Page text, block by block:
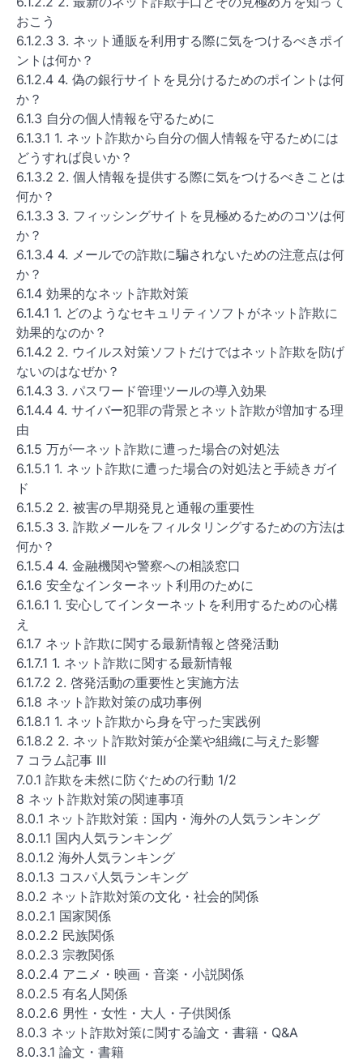
おこう
6.1.2.3 3. ネット通販を利用する際に気をつけるべきポイ
ントは何か？
6.1.2.4 4. 偽の銀行サイトを見分けるためのポイントは何
か？
6.1.3 自分の個人情報を守るために
6.1.3.1 1. ネット詐欺から自分の個人情報を守るためには
どうすれば良いか？
6.1.3.2 2. 個人情報を提供する際に気をつけるべきことは
何か？
6.1.3.3 3. フィッシングサイトを見極めるためのコツは何
か？
6.1.3.4 4. メールでの詐欺に騙されないための注意点は何
か？
6.1.4 効果的なネット詐欺対策
6.1.4.1 1. どのようなセキュリティソフトがネット詐欺に
効果的なのか？
6.1.4.2 2. ウイルス対策ソフトだけではネット詐欺を防げ
ないのはなぜか？
6.1.4.3 3. パスワード管理ツールの導入効果
6.1.4.4 4. サイバー犯罪の背景とネット詐欺が増加する理
由
6.1.5 万が一ネット詐欺に遭った場合の対処法
6.1.5.1 1. ネット詐欺に遭った場合の対処法と手続きガイ
ド
6.1.5.2 2. 被害の早期発見と通報の重要性
6.1.5.3 3. 詐欺メールをフィルタリングするための方法は
何か？
6.1.5.4 4. 金融機関や警察への相談窓口
6.1.6 安全なインターネット利用のために
6.1.6.1 1. 安心してインターネットを利用するための心構
え
6.1.7 ネット詐欺に関する最新情報と啓発活動
6.1.7.1 1. ネット詐欺に関する最新情報
6.1.7.2 2. 啓発活動の重要性と実施方法
6.1.8 ネット詐欺対策の成功事例
6.1.8.1 1. ネット詐欺から身を守った実践例
6.1.8.2 2. ネット詐欺対策が企業や組織に与えた影響
7 コラム記事 III
7.0.1 詐欺を未然に防ぐための行動 1/2
8 ネット詐欺対策の関連事項
8.0.1 ネット詐欺対策：国内・海外の人気ランキング
8.0.1.1 国内人気ランキング
8.0.1.2 海外人気ランキング
8.0.1.3 コスパ人気ランキング
8.0.2 ネット詐欺対策の文化・社会的関係
8.0.2.1 国家関係
8.0.2.2 民族関係
8.0.2.3 宗教関係
8.0.2.4 アニメ・映画・音楽・小説関係
8.0.2.5 有名人関係
8.0.2.6 男性・女性・大人・子供関係
8.0.3 ネット詐欺対策に関する論文・書籍・Q&A
8.0.3.1 論文・書籍